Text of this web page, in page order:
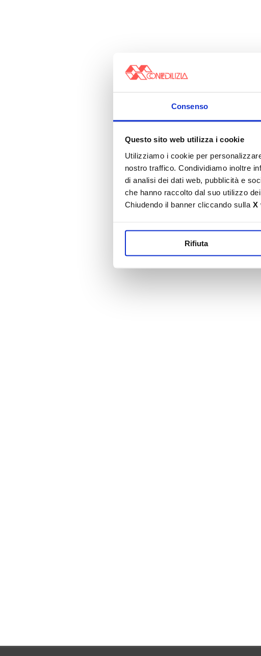
Consenso
Questo sito web utilizza i cookie
Utilizziamo i cookie per
nostro traffico. Condividiamo inoltre
di analisi dei dati web, pubblicità e
che hanno raccolto dal suo utilizzo
Chiudendo il banner cliccando sulla X
Rifiuta